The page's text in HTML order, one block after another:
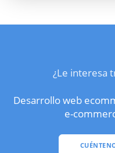
¿Le interesa
Desarrollo web
e-